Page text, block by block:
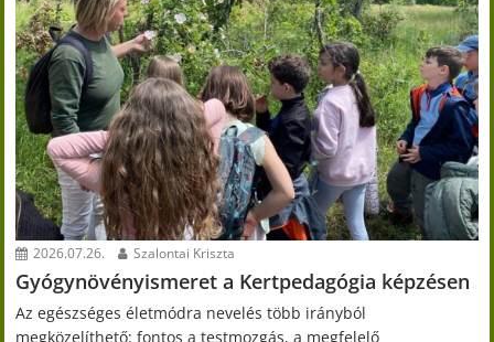
2026.07.26. Szalontai Kriszta
Gyógynövényismeret a Kertpedagógia képzésen
Az egészséges életmódra nevelés több irányból
megközelíthető: fontos a testmozgás, a megfelelő